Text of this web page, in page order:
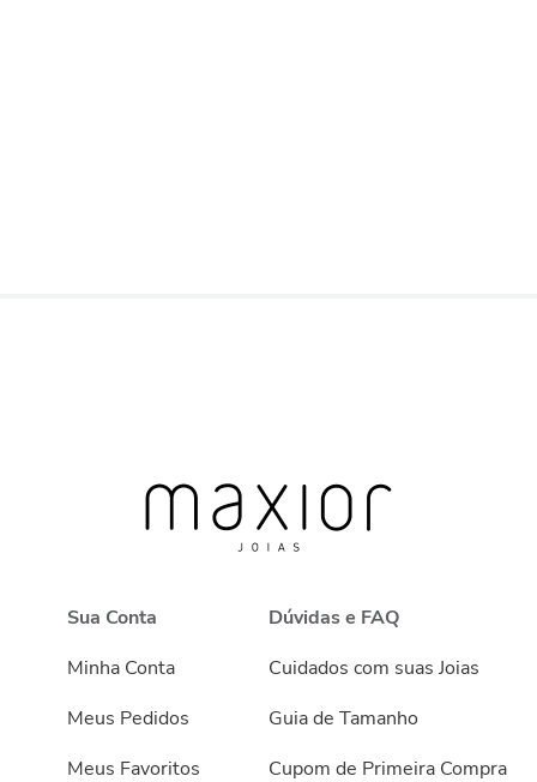
Sua Conta
Minha Conta
Meus Pedidos
Meus Favoritos
Dúvidas e FAQ
Cuidados com suas Joias
Guia de Tamanho
Cupom de Primeira Compra